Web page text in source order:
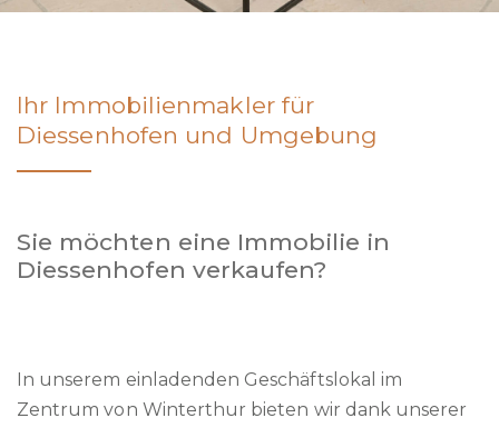
Ihr Immobilienmakler für
Diessenhofen und Umgebung
Sie möchten eine Immobilie in
Diessenhofen verkaufen?
In unserem einladenden Geschäftslokal im
Zentrum von Winterthur bieten wir dank unserer